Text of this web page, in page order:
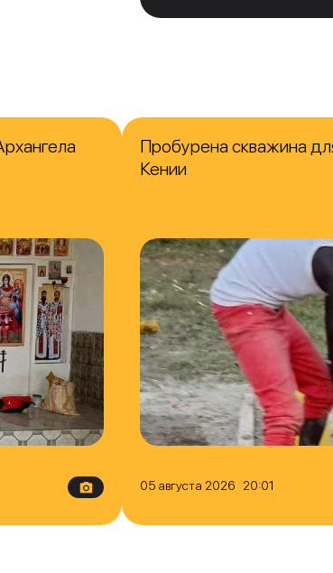
05 августа 2026 20:01
Пробурена скважина
Кении